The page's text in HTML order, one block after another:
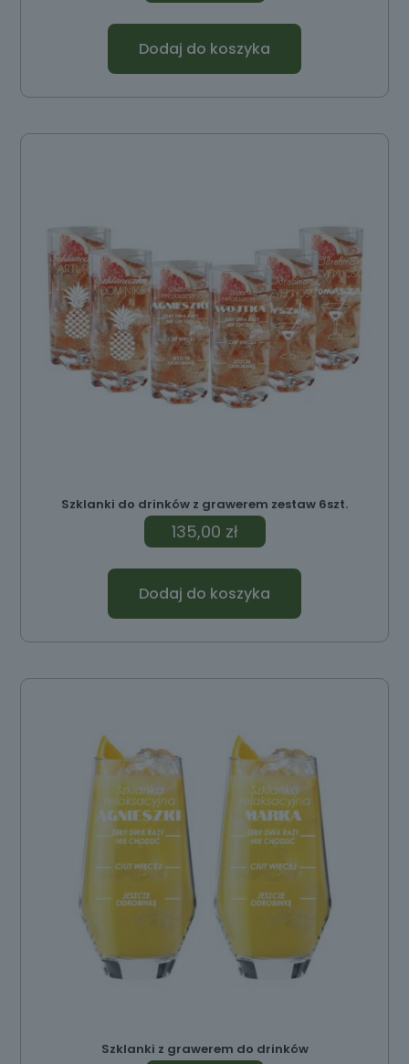
Dodaj do koszyka
Szklanki do drinków z grawerem zestaw 6szt.
135,00 zł
Dodaj do koszyka
Szklanki z grawerem do drinków